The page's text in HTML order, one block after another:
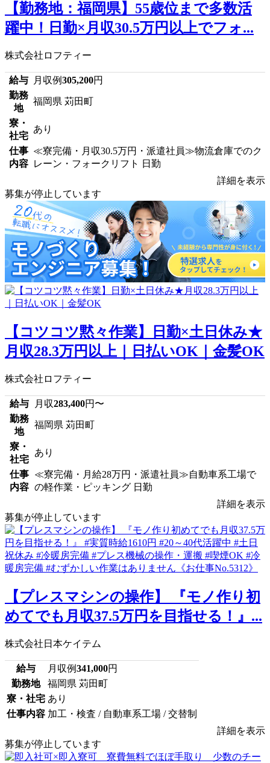
【勤務地：福岡県】55歳位まで多数活
躍中！日勤×月収30.5万円以上でフォ...
株式会社ロフティー
給与 月収例305,200円
勤務
地
福岡県 苅田町
寮・
社宅
あり
仕事
内容
≪寮完備・月収30.5万円・派遣社員≫物流倉庫でのク
レーン・フォークリフト 日勤
詳細を表示
募集が停止しています
【コツコツ黙々作業】日勤×土日休み★
月収28.3万円以上｜日払いOK｜金髪OK
株式会社ロフティー
給与 月収283,400円〜
勤務
地
福岡県 苅田町
寮・
社宅
あり
仕事
内容
≪寮完備・月給28万円・派遣社員≫自動車系工場で
の軽作業・ピッキング 日勤
詳細を表示
募集が停止しています
【プレスマシンの操作】 『モノ作り初
めてでも月収37.5万円を目指せる！』...
株式会社日本ケイテム
給与 月収例341,000円
勤務地
福岡県 苅田町
寮・社宅 あり
仕事内容 加工・検査 / 自動車系工場 / 交替制
詳細を表示
募集が停止しています